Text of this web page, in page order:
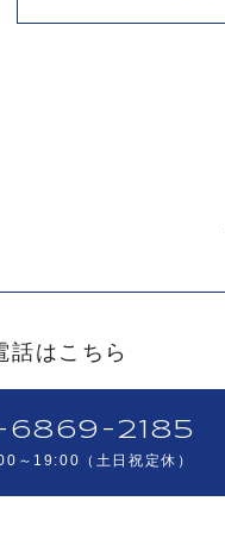
話はこちら
2185
～19:00（土日祝定休）